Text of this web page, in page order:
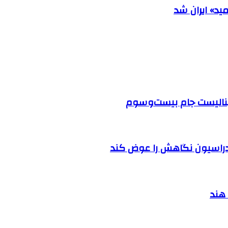
ایران شد
جام بیست‌وسوم
نگاهش را عوض کند
هند